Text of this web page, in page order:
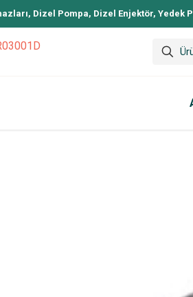
Dizel Pompa, Dizel Enjektör, Yedek